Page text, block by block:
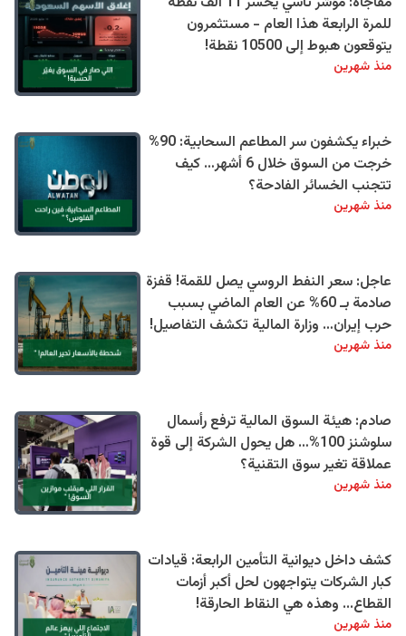
للمرة الرابعة هذا العام - مستثمرون
يتوقعون هبوط إلى 10500 نقطة!
منذ شهرين
خبراء يكشفون سر المطاعم السحابية: 90%
خرجت من السوق خلال 6 أشهر… كيف
تتجنب الخسائر الفادحة؟
منذ شهرين
عاجل: سعر النفط الروسي يصل للقمة! قفزة
صادمة بـ 60% عن العام الماضي بسبب
حرب إيران… وزارة المالية تكشف التفاصيل!
منذ شهرين
صادم: هيئة السوق المالية ترفع رأسمال
سلوشنز 100%… هل يحول الشركة إلى قوة
عملاقة تغير سوق التقنية؟
منذ شهرين
كشف داخل ديوانية التأمين الرابعة: قيادات
كبار الشركات يتواجهون لحل أكبر أزمات
القطاع... وهذه هي النقاط الحارقة!
منذ شهرين